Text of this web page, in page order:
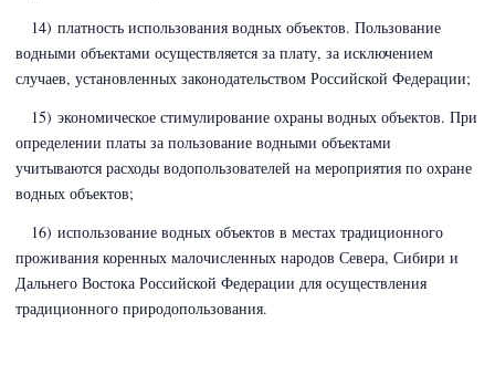
14) платность использования водных объектов. Пользование
водными объектами осуществляется за плату, за исключением
случаев, установленных законодательством Российской Федерации;
15) экономическое стимулирование охраны водных объектов. При
определении платы за пользование водными объектами
учитываются расходы водопользователей на мероприятия по охране
водных объектов;
16) использование водных объектов в местах традиционного
проживания коренных малочисленных народов Севера, Сибири и
Дальнего Востока Российской Федерации для осуществления
традиционного природопользования.